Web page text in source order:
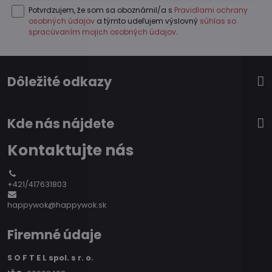
Potvrdzujem, že som sa oboznámil/a s Pravidlami ochrany
osobných údajov a týmto udeľujem výslovný súhlas so
spracúvaním mojich osobných údajov.
Dôležité odkazy
Kde nás nájdete
Kontaktujte nás
+421/417631803
happywok@happywok.sk
Firemné údaje
S O F T E L spol. s r. o.